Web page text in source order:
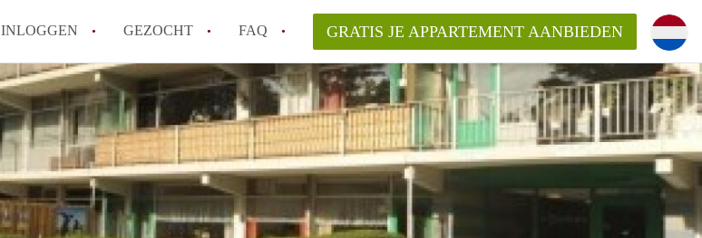
INLOGGEN GEZOCHT FAQ
How to translate AppartementDelft!
Wat is AppartementDelft?
Hoeveel kost het om te reageren op een Appartement in Delft?
Wat is de privacyverklaring van AppartementDelft?
Berekent AppartementDelft makelaarsvergoeding/bemiddelingsvergoeding?
GRATIS JE APPARTEMENT AANBIEDEN